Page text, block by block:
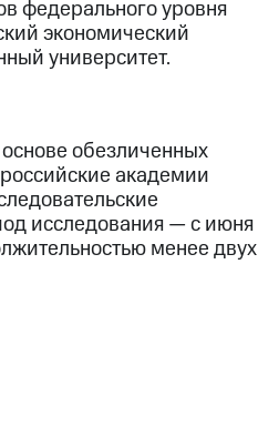
федерального уровня
экономический
университет.
обезличенных
академии
исследования — с июня
менее двух